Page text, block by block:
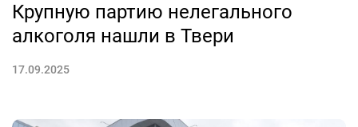
Крупную партию нелегального
алкоголя нашли в Твери
17.09.2025